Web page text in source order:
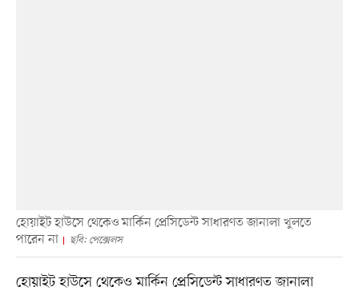
হোয়াইট হাউসে থেকেও মার্কিন প্রেসিডেন্ট সাধারণত জানালা খুলতে
পারেন না
ছবি: পেক্সেলস
হোয়াইট হাউসে থেকেও মার্কিন প্রেসিডেন্ট সাধারণত জানালা